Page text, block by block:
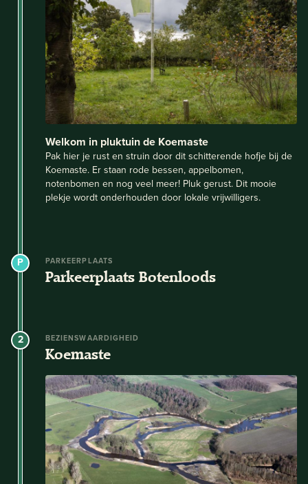
Welkom in pluktuin de Koemaste
Pak hier je rust en struin door dit schitterende hofje bij de
Koemaste. Er staan rode bessen, appelbomen,
notenbomen en nog veel meer! Pluk gerust. Dit mooie
plekje wordt onderhouden door lokale vrijwilligers.
PARKEERPLAATS
Parkeerplaats Botenloods
2 BEZIENSWAARDIGHEID
Koemaste